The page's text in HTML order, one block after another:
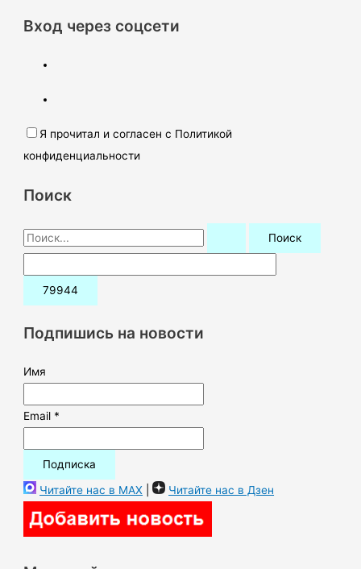
Вход через соцсети
Я прочитал и согласен с Политикой
конфиденциальности
Поиск
П
о
и
:Подпишись на новости
Имя
Email *
Читайте нас в MAX | Читайте нас в Дзен